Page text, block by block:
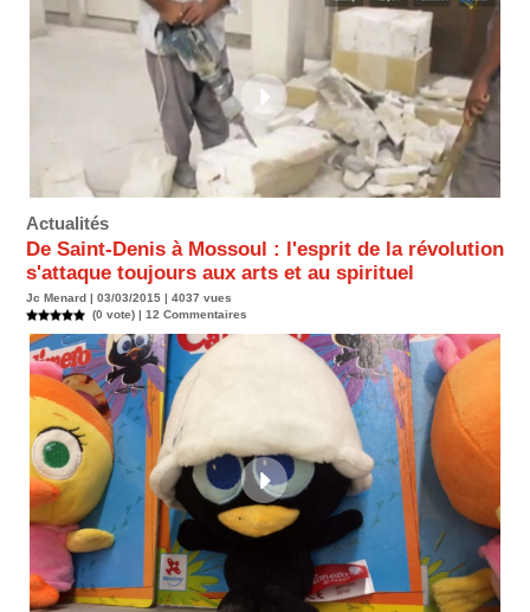
Actualités
De Saint-Denis à Mossoul : l'esprit de la révolution
s'attaque toujours aux arts et au spirituel
Jc Menard | 03/03/2015 | 4037 vues
(0 vote) | 12 Commentaires